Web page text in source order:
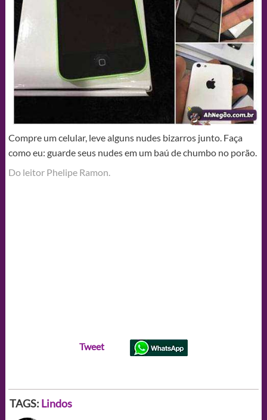
Compre um celular, leve alguns nudes bizarros junto. Faça
como eu: guarde seus nudes em um baú de chumbo no porão.
Do leitor Phelipe Ramon.
Tweet
TAGS: Lindos